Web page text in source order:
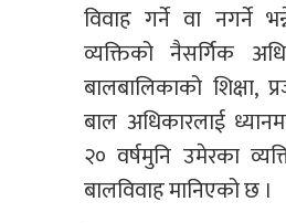
विवाह गर्ने वा नगर्ने
व्यक्तिको नैसर्गिक
बालबालिकाको शिक्षा,
बाल अधिकारलाई
२० वर्षमुनि उमेरका
बालविवाह मानिएको छ ।